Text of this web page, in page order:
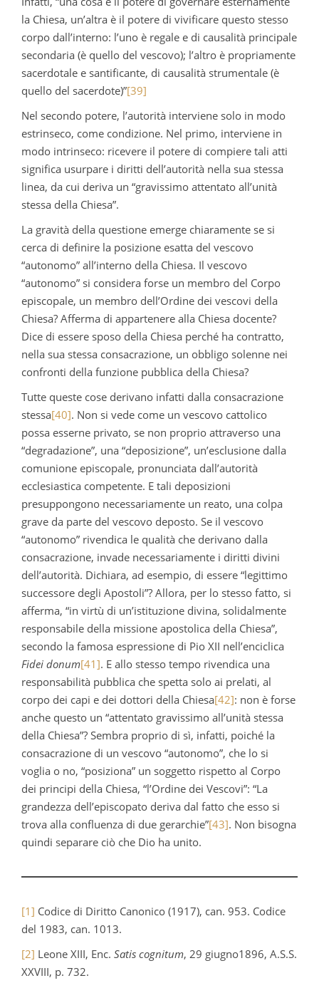
la Chiesa, un’altra è il potere di vivificare questo stesso
corpo dall’interno: l’uno è regale e di causalità principale
secondaria (è quello del vescovo); l’altro è propriamente
sacerdotale e santificante, di causalità strumentale (è
quello del sacerdote)”[39]
Nel secondo potere, l’autorità interviene solo in modo
estrinseco, come condizione. Nel primo, interviene in
modo intrinseco: ricevere il potere di compiere tali atti
significa usurpare i diritti dell’autorità nella sua stessa
linea, da cui deriva un “gravissimo attentato all’unità
stessa della Chiesa”.
La gravità della questione emerge chiaramente se si
cerca di definire la posizione esatta del vescovo
“autonomo” all’interno della Chiesa. Il vescovo
“autonomo” si considera forse un membro del Corpo
episcopale, un membro dell’Ordine dei vescovi della
Chiesa? Afferma di appartenere alla Chiesa docente?
Dice di essere sposo della Chiesa perché ha contratto,
nella sua stessa consacrazione, un obbligo solenne nei
confronti della funzione pubblica della Chiesa?
Tutte queste cose derivano infatti dalla consacrazione
stessa[40]. Non si vede come un vescovo cattolico
possa esserne privato, se non proprio attraverso una
“degradazione”, una “deposizione”, un’esclusione dalla
comunione episcopale, pronunciata dall’autorità
ecclesiastica competente. E tali deposizioni
presuppongono necessariamente un reato, una colpa
grave da parte del vescovo deposto. Se il vescovo
“autonomo” rivendica le qualità che derivano dalla
consacrazione, invade necessariamente i diritti divini
dell’autorità. Dichiara, ad esempio, di essere “legittimo
successore degli Apostoli”? Allora, per lo stesso fatto, si
afferma, “in virtù di un’istituzione divina, solidalmente
responsabile della missione apostolica della Chiesa”,
secondo la famosa espressione di Pio XII nell’enciclica
Fidei donum[41]. E allo stesso tempo rivendica una
responsabilità pubblica che spetta solo ai prelati, al
corpo dei capi e dei dottori della Chiesa[42]: non è forse
anche questo un “attentato gravissimo all’unità stessa
della Chiesa”? Sembra proprio di sì, infatti, poiché la
consacrazione di un vescovo “autonomo”, che lo si
voglia o no, “posiziona” un soggetto rispetto al Corpo
dei principi della Chiesa, “l’Ordine dei Vescovi”: “La
grandezza dell’episcopato deriva dal fatto che esso si
trova alla confluenza di due gerarchie”[43]. Non bisogna
quindi separare ciò che Dio ha unito.
[1] Codice di Diritto Canonico (1917), can. 953. Codice
del 1983, can. 1013.
[2] Leone XIII, Enc. Satis cognitum, 29 giugno1896, A.S.S.
XXVIII, p. 732.